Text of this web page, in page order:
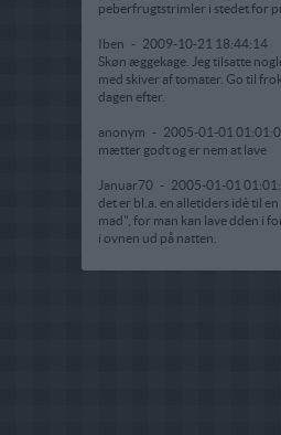
peberfrugtstrimler i stedet for
Iben - 2009-10-21 18:44:14
Skøn æggekage. Jeg tilsatte
med skiver af tomater. Go til
dagen efter.
anonym - 2005-01-01
mætter godt og er nem at lave
Januar70 - 2005-01-01
det er bl.a. en alletiders idè til
mad", for man kan lave dden i
i ovnen ud på natten.